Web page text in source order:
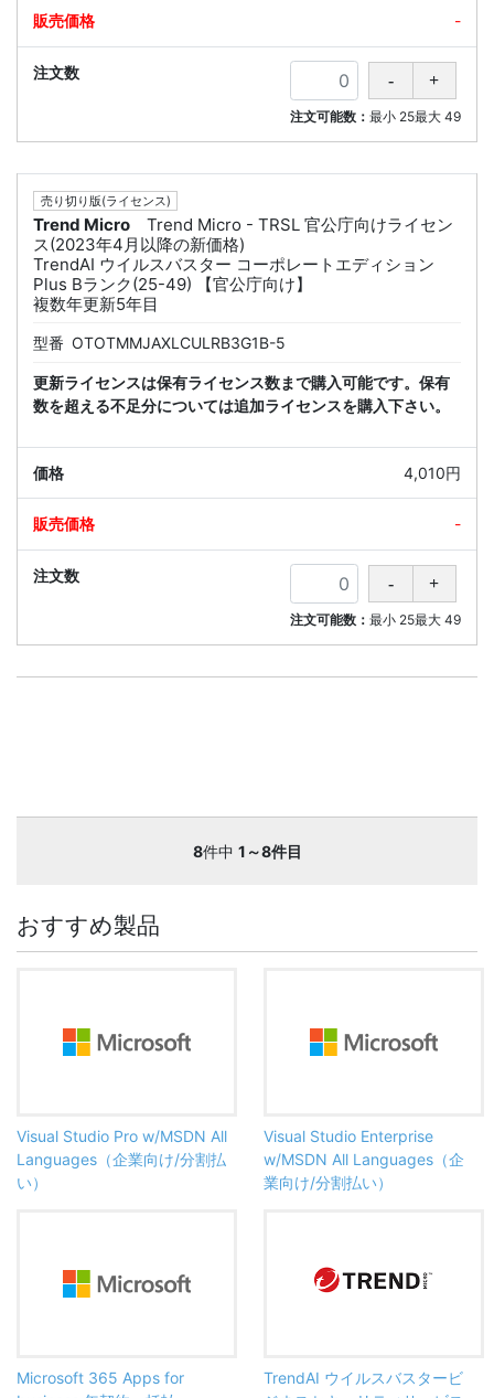
-
注文可能数： 最小 25最大 49
売り切り版(ライセンス)
Trend Micro
Trend Micro - TRSL 官公庁向けライセン
ス(2023年4月以降の新価格)
TrendAI ウイルスバスター コーポレートエディション
Plus Bランク(25-49) 【官公庁向け】
複数年更新5年目
型番 OTOTMMJAXLCULRB3G1B-5
更新ライセンスは保有ライセンス数まで購入可能です。保有
数を超える不足分については追加ライセンスを購入下さい。
4,010円
-
注文可能数： 最小 25最大 49
8件中 1～8件目
おすすめ製品
Visual Studio Pro w/MSDN All
Languages（企業向け/分割払
い）
Visual Studio Enterprise
w/MSDN All Languages（企
業向け/分割払い）
Microsoft 365 Apps for
TrendAI ウイルスバスタービ